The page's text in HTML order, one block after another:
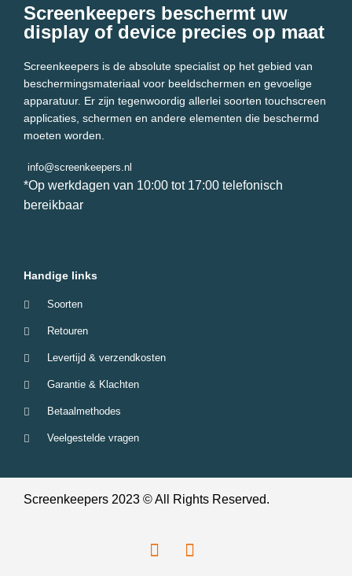
Screenkeepers beschermt uw
display of device precies op maat
Screenkeepers is de absolute specialist op het gebied van
beschermingsmateriaal voor beeldschermen en gevoelige
apparatuur. Er zijn tegenwoordig allerlei soorten touchscreen
applicaties, schermen en andere elementen die beschermd
moeten worden.
info@screenkeepers.nl
*Op werkdagen van 10:00 tot 17:00 telefonisch
bereikbaar
Handige links
Soorten
Retouren
Levertijd & verzendkosten
Garantie & Klachten
Betaalmethodes
Veelgestelde vragen
Screenkeepers 2023 © All Rights Reserved.